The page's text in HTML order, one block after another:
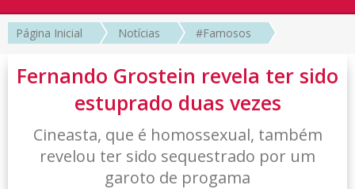
Página Inicial Notícias #Famosos
Fernando Grostein revela ter sido
estuprado duas vezes
Cineasta, que é homossexual, também
revelou ter sido sequestrado por um
garoto de progama